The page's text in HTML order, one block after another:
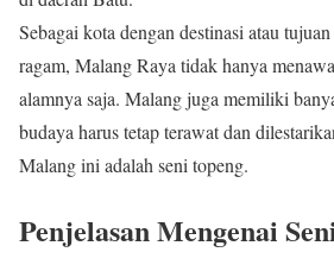
Sebagai kota dengan destinasi atau
ragam, Malang Raya tidak hanya
alamnya saja. Malang juga memiliki
budaya harus tetap terawat dan
Malang ini adalah seni topeng.
Penjelasan Mengenai